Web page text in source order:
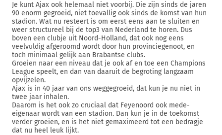
Je kunt Ajax ook helemaal niet voorbij. Die zijn sinds de jaren
90 enorm gegroeid, niet toevallig ook sinds de komst van hun
stadion. Wat nu resteert is om eerst eens aan te sluiten en
weer structureel bij de top3 van Nederland te horen. Dus
boven een clubje uit Noord-Holland, dat ook nog eens
veelvuldig afgeroomd wordt door hun provinciegenoot, en
toch minimaal gelijk aan Brabantse clubs.
Groeien naar een niveau dat je ook af en toe een Champions
League speelt, en dan van daaruit de begroting langzaam
opvijzelen.
Ajax is in 40 jaar van ons weggegroeid, dat kun je nu niet in
twee jaar inhalen.
Daarom is het ook zo cruciaal dat Feyenoord ook mede-
eigenaar wordt van een stadion. Dan kun je in de toekomst
verder groeien, en is het niet gemaximeerd tot een bedragje
dat nu heel leuk lijkt.